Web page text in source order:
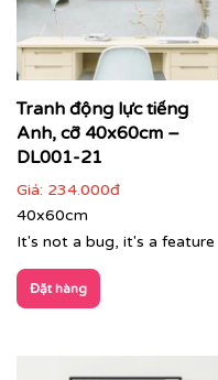
Tranh phong
Dịch vụ in tranh theo
doanh nghiệp:
Bạn muốn không gian
Dịch vụin tranh theo yêu
hiện thực hóa mọi ý
Tranh động lực tiếng
Anh, cỡ 40x60cm –
DL001-21
Giá: 234.000đ
40x60cm
It's not a bug, it's a feature
Đặt hàng